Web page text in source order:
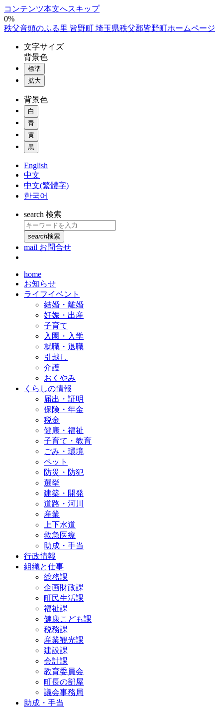
コンテンツ本文へスキップ
0%
秩父音頭のふる里 皆野町 埼玉県秩父郡皆野町ホームページ
文字サイズ
背景色
標準
拡大
背景色
白
青
黄
黒
English
中文
中文(繁體字)
한국어
search 検索
search検索
mail お問合せ
home
お知らせ
ライフイベント
結婚・離婚
妊娠・出産
子育て
入園・入学
就職・退職
引越し
介護
おくやみ
くらしの情報
届出・証明
保険・年金
税金
健康・福祉
子育て・教育
ごみ・環境
ペット
防災・防犯
選挙
建築・開発
道路・河川
産業
上下水道
救急医療
助成・手当
行政情報
組織と仕事
総務課
企画財政課
町民生活課
福祉課
健康こども課
税務課
産業観光課
建設課
会計課
教育委員会
町長の部屋
議会事務局
助成・手当